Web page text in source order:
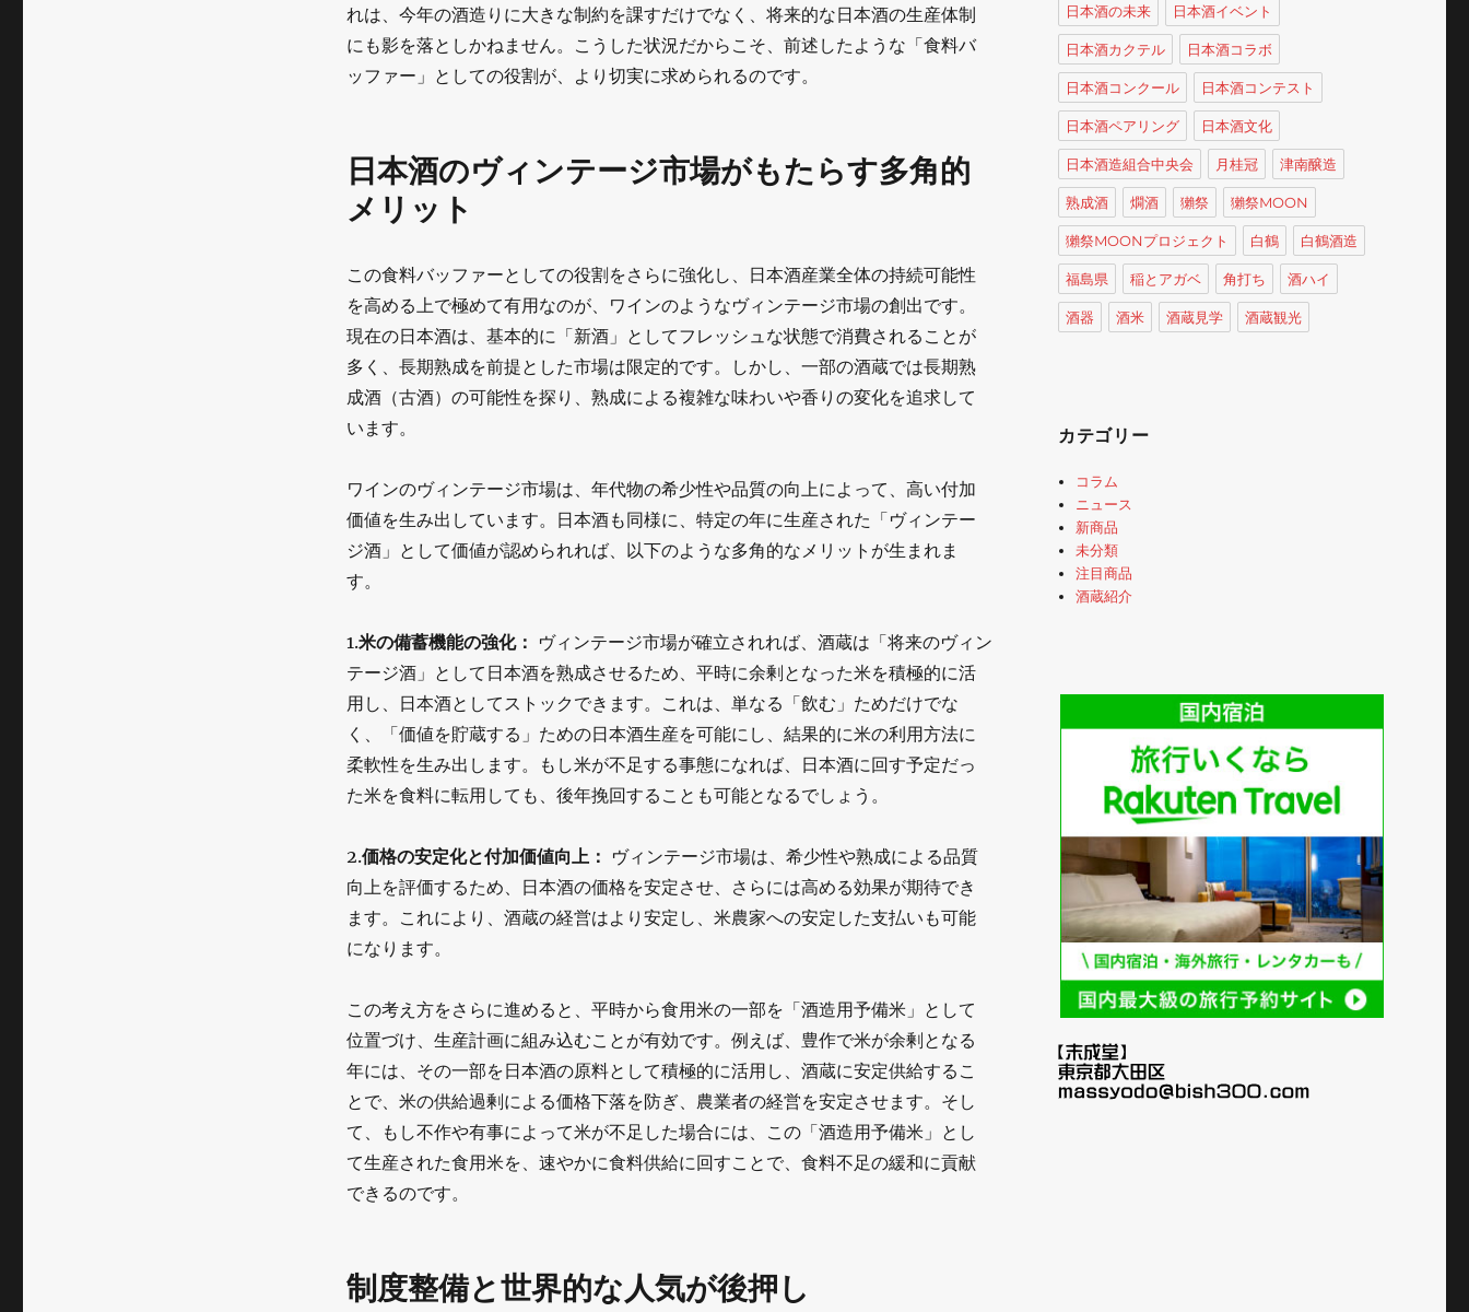
れは、今年の酒造りに大きな制約を課すだけでなく、将来的な日本酒の生産体制
にも影を落としかねません。こうした状況だからこそ、前述したような「食料バ
ッファー」としての役割が、より切実に求められるのです。
日本酒のヴィンテージ市場がもたらす多角的
メリット
この食料バッファーとしての役割をさらに強化し、日本酒産業全体の持続可能性
を高める上で極めて有用なのが、ワインのようなヴィンテージ市場の創出です。
現在の日本酒は、基本的に「新酒」としてフレッシュな状態で消費されることが
多く、長期熟成を前提とした市場は限定的です。しかし、一部の酒蔵では長期熟
成酒（古酒）の可能性を探り、熟成による複雑な味わいや香りの変化を追求して
います。
ワインのヴィンテージ市場は、年代物の希少性や品質の向上によって、高い付加
価値を生み出しています。日本酒も同様に、特定の年に生産された「ヴィンテー
ジ酒」として価値が認められれば、以下のような多角的なメリットが生まれま
す。
1.米の備蓄機能の強化： ヴィンテージ市場が確立されれば、酒蔵は「将来のヴィン
テージ酒」として日本酒を熟成させるため、平時に余剰となった米を積極的に活
用し、日本酒としてストックできます。これは、単なる「飲む」ためだけでな
く、「価値を貯蔵する」ための日本酒生産を可能にし、結果的に米の利用方法に
柔軟性を生み出します。もし米が不足する事態になれば、日本酒に回す予定だっ
た米を食料に転用しても、後年挽回することも可能となるでしょう。
2.価格の安定化と付加価値向上： ヴィンテージ市場は、希少性や熟成による品質
向上を評価するため、日本酒の価格を安定させ、さらには高める効果が期待でき
ます。これにより、酒蔵の経営はより安定し、米農家への安定した支払いも可能
になります。
この考え方をさらに進めると、平時から食用米の一部を「酒造用予備米」として
位置づけ、生産計画に組み込むことが有効です。例えば、豊作で米が余剰となる
年には、その一部を日本酒の原料として積極的に活用し、酒蔵に安定供給するこ
とで、米の供給過剰による価格下落を防ぎ、農業者の経営を安定させます。そし
て、もし不作や有事によって米が不足した場合には、この「酒造用予備米」とし
て生産された食用米を、速やかに食料供給に回すことで、食料不足の緩和に貢献
できるのです。
制度整備と世界的な人気が後押し
日本酒の未来 日本酒イベント
日本酒カクテル 日本酒コラボ
日本酒コンクール 日本酒コンテスト
日本酒ペアリング 日本酒文化
日本酒造組合中央会 月桂冠 津南醸造
熟成酒 燗酒 獺祭 獺祭MOON
獺祭MOONプロジェクト 白鶴 白鶴酒造
福島県 稲とアガベ 角打ち 酒ハイ
酒器 酒米 酒蔵見学 酒蔵観光
カテゴリー
コラム
ニュース
新商品
未分類
注目商品
酒蔵紹介